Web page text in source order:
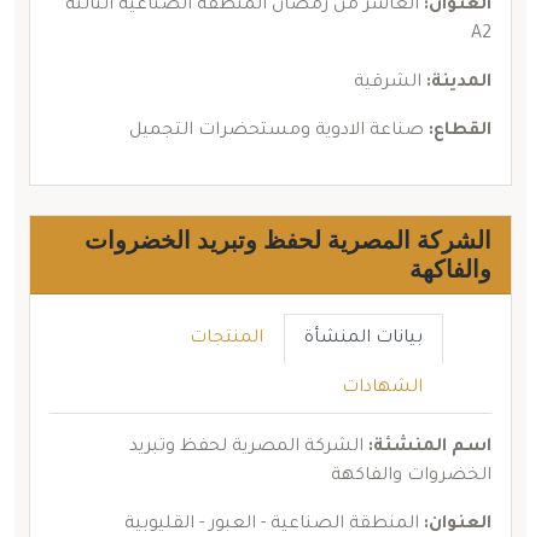
العنوان: العاشر من رمضان المنطقة الصناعية الثالثة
A2
المدينة: الشرقية
القطاع: صناعة الادوية ومستحضرات التجميل
الشركة المصرية لحفظ وتبريد الخضروات
والفاكهة
بيانات المنشأة المنتجات
الشهادات
اسم المنشئة: الشركة المصرية لحفظ وتبريد
الخضروات والفاكهة
العنوان: المنطقة الصناعية - العبور - القليوبية